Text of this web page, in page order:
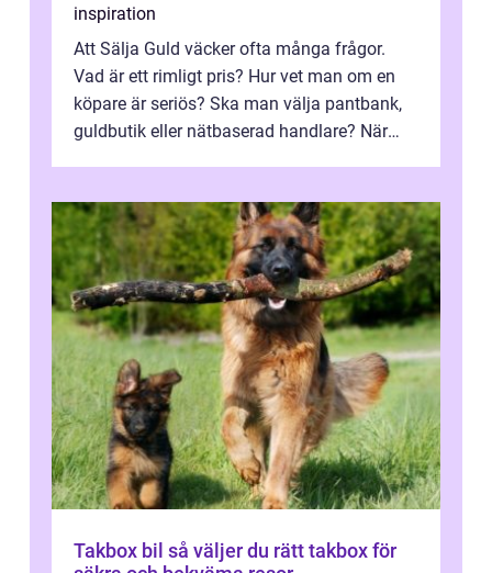
inspiration
Att Sälja Guld väcker ofta många frågor.
Vad är ett rimligt pris? Hur vet man om en
köpare är seriös? Ska man välja pantbank,
guldbutik eller nätbaserad handlare? När
Takbox bil så väljer du rätt takbox för